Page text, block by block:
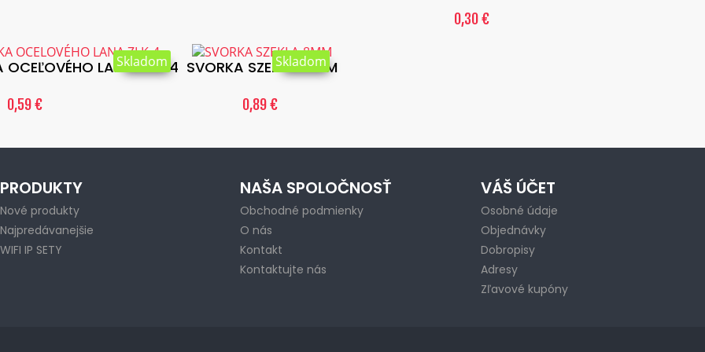
0,30 €
OCEĽOVÉHO LANA ZLK-4
0,59 €
Skladom SVORKA SZEKLA-8MM
0,89 €
Skladom
PRODUKTY
Nové produkty
Najpredávanejšie
WIFI IP SETY
NAŠA SPOLOČNOSŤ
Obchodné podmienky
O nás
Kontakt
Kontaktujte nás
VÁŠ ÚČET
Osobné údaje
Objednávky
Dobropisy
Adresy
Zľavové kupóny